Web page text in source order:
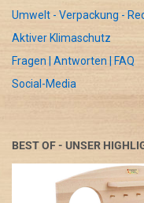
Umwelt - Verpackung -
Aktiver Klimaschutz
Fragen | Antworten | FAQ
Social-Media
BEST OF - UNSER